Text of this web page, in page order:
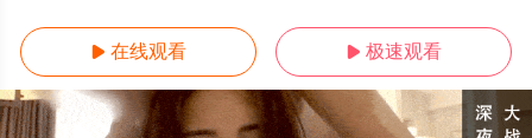
 在线观看  极速观看